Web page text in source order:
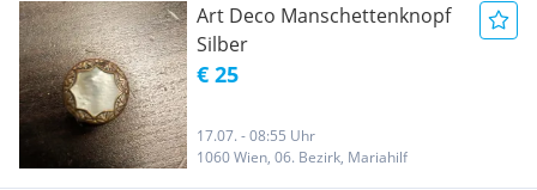
Art Deco Manschettenknopf
Silber
€ 25
17.07. - 08:55 Uhr
1060 Wien, 06. Bezirk, Mariahilf